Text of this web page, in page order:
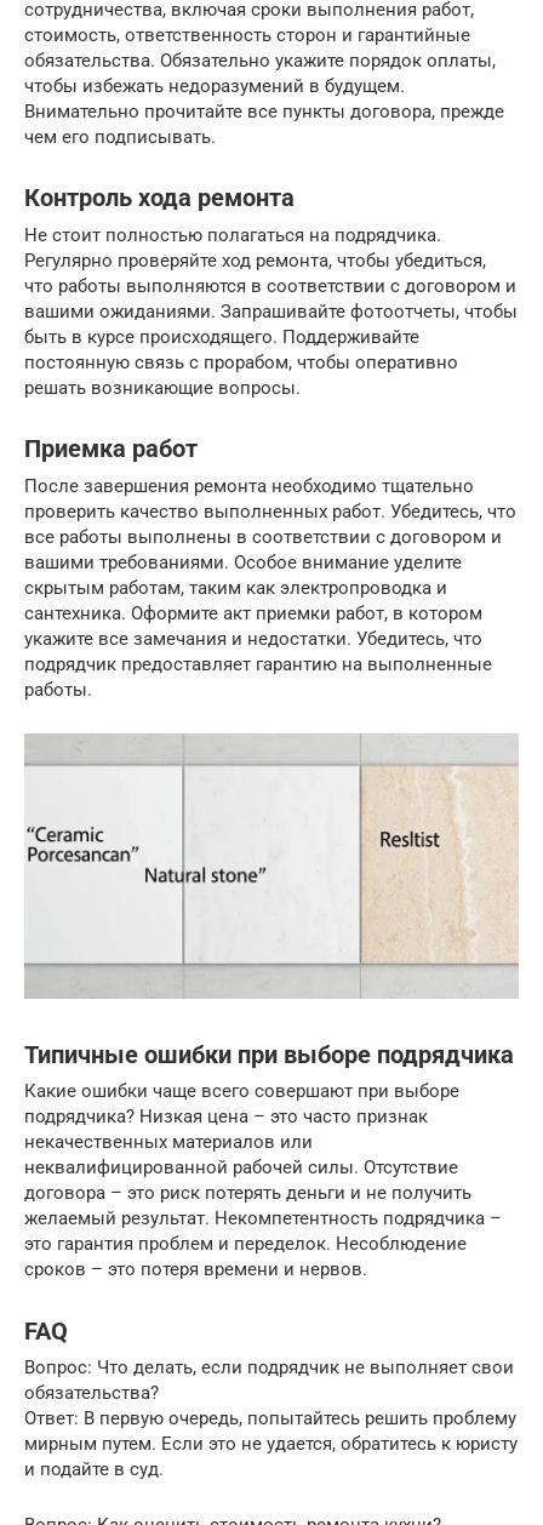
сотрудничества, включая сроки выполнения работ,
стоимость, ответственность сторон и гарантийные
обязательства. Обязательно укажите порядок оплаты,
чтобы избежать недоразумений в будущем.
Внимательно прочитайте все пункты договора, прежде
чем его подписывать.
Контроль хода ремонта
Не стоит полностью полагаться на подрядчика.
Регулярно проверяйте ход ремонта, чтобы убедиться,
что работы выполняются в соответствии с договором и
вашими ожиданиями. Запрашивайте фотоотчеты, чтобы
быть в курсе происходящего. Поддерживайте
постоянную связь с прорабом, чтобы оперативно
решать возникающие вопросы.
Приемка работ
После завершения ремонта необходимо тщательно
проверить качество выполненных работ. Убедитесь, что
все работы выполнены в соответствии с договором и
вашими требованиями. Особое внимание уделите
скрытым работам, таким как электропроводка и
сантехника. Оформите акт приемки работ, в котором
укажите все замечания и недостатки. Убедитесь, что
подрядчик предоставляет гарантию на выполненные
работы.
Типичные ошибки при выборе подрядчика
Какие ошибки чаще всего совершают при выборе
подрядчика? Низкая цена – это часто признак
некачественных материалов или
неквалифицированной рабочей силы. Отсутствие
договора – это риск потерять деньги и не получить
желаемый результат. Некомпетентность подрядчика –
это гарантия проблем и переделок. Несоблюдение
сроков – это потеря времени и нервов.
FAQ
Вопрос: Что делать, если подрядчик не выполняет свои
обязательства?
Ответ: В первую очередь, попытайтесь решить проблему
мирным путем. Если это не удается, обратитесь к юристу
и подайте в суд.